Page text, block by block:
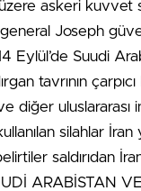
askeri kuvvet
Joseph
Eylül’de Suudi
tavrının
diğer uluslararası
silahlar İran
saldırıdan
ARABİSTAN